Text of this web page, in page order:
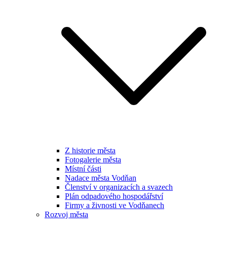
Z historie města
Fotogalerie města
Místní části
Nadace města Vodňan
Členství v organizacích a svazech
Plán odpadového hospodářství
Firmy a živnosti ve Vodňanech
Rozvoj města